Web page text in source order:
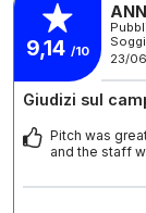
9,14 /10
23/
Giudizi sul
Pitch was
and the staff